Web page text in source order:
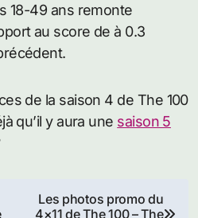
18-49 ans remonte
au score de à 0.3
de la saison 4 de The 100
qu’il y aura une saison 5
Les photos promo du
4×11 de The 100 – The